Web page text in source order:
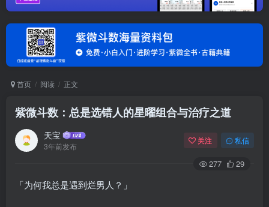
首页 阅读 正文
紫微斗数：总是选错人的星曜组合与治疗之道
天宝
3年前发布
关注 私信
277 29
「为何我总是遇到烂男人？」